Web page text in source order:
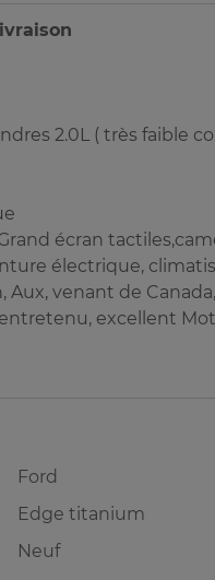
2.0L ( très faible
écran
électrique,
Aux, venant de
excellent
Ford
Edge titanium
Neuf